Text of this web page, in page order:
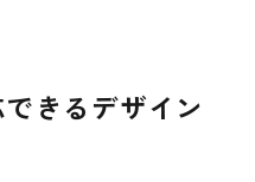
きるデザイン